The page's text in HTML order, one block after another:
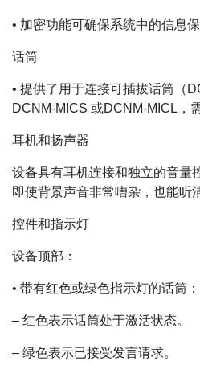
• 加密功能可确保系统中的信息保
话筒
• 提供了用于连接可插拔话筒（
DCNM‑MICS 或DCNM‑MICL，
耳机和扬声器
设备具有耳机连接和独立的音量
即使背景声音非常嘈杂，也能听
控件和指示灯
设备顶部：
• 带有红色或绿色指示灯的话筒：
– 红色表示话筒处于激活状态。
– 绿色表示已接受发言请求。